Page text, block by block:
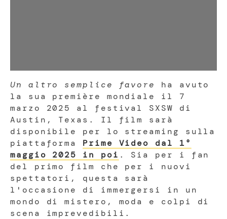
Un altro semplice favore
ha avuto
la sua première mondiale il 7
marzo 2025 al festival SXSW di
Austin, Texas. Il film sarà
disponibile per lo streaming sulla
piattaforma Prime Video dal 1°
maggio 2025 in poi . Sia per i fan
del primo film che per i nuovi
spettatori, questa sarà
l'occasione di immergersi in un
mondo di mistero, moda e colpi di
scena imprevedibili.